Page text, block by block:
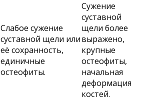
Слабое сужение
суставной щели или
её сохранность,
единичные
остеофиты.
Сужение
суставной
щели более
выражено,
крупные
остеофиты,
начальная
деформация
костей.